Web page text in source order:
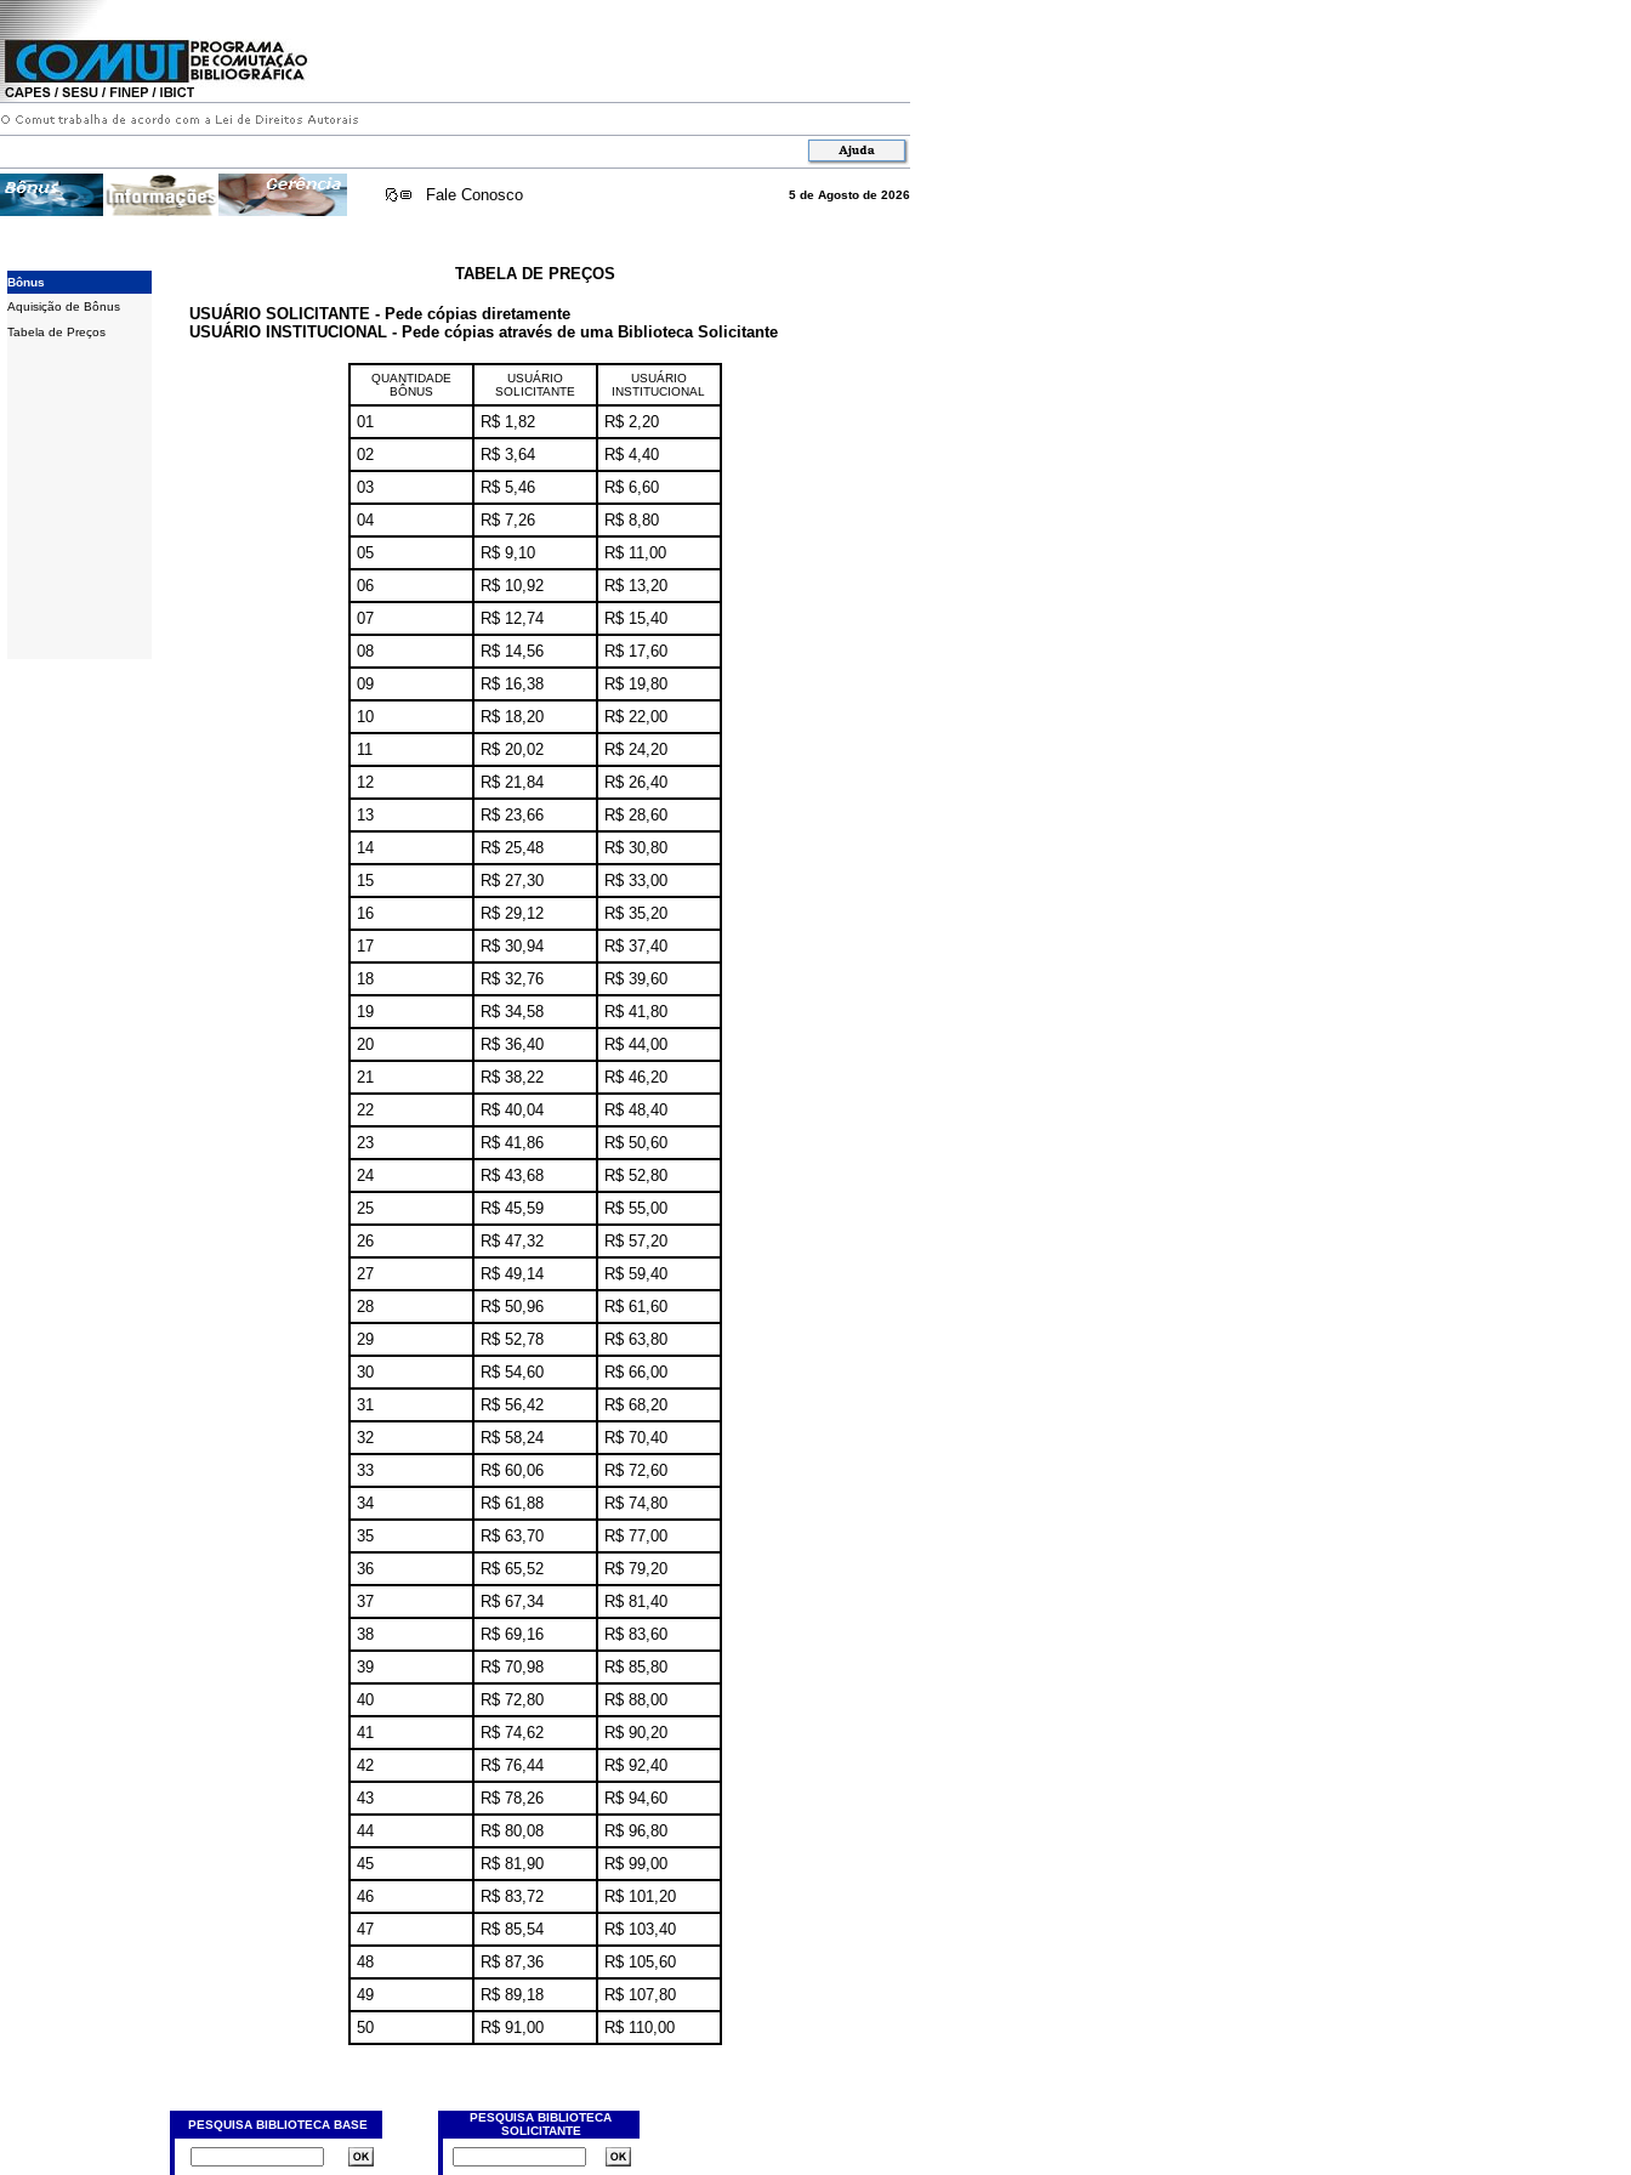
Fale Conosco 5 de Agosto de 2026
Bônus
Aquisição de Bônus
Tabela de Preços
TABELA DE PREÇOS
USUÁRIO SOLICITANTE - Pede cópias diretamente
USUÁRIO INSTITUCIONAL - Pede cópias através de uma Biblioteca Solicitante
QUANTIDADE
BÔNUS
USUÁRIO
SOLICITANTE
USUÁRIO
INSTITUCIONAL
01 R$ 1,82
R$ 2,20
02
R$ 3,64
R$ 4,40
03
R$ 5,46
R$ 6,60
04
R$ 7,26
R$ 8,80
05
R$ 9,10
R$ 11,00
06
R$ 10,92
R$ 13,20
07
R$ 12,74
R$ 15,40
08
R$ 14,56
R$ 17,60
09
R$ 16,38
R$ 19,80
10
R$ 18,20
R$ 22,00
11
R$ 20,02
R$ 24,20
12
R$ 21,84
R$ 26,40
13
R$ 23,66
R$ 28,60
14
R$ 25,48
R$ 30,80
15
R$ 27,30
R$ 33,00
16
R$ 29,12
R$ 35,20
17
R$ 30,94
R$ 37,40
18
R$ 32,76
R$ 39,60
19
R$ 34,58
R$ 41,80
20
R$ 36,40
R$ 44,00
21
R$ 38,22
R$ 46,20
22
R$ 40,04
R$ 48,40
23
R$ 41,86
R$ 50,60
24
R$ 43,68
R$ 52,80
25
R$ 45,59
R$ 55,00
26
R$ 47,32
R$ 57,20
27
R$ 49,14
R$ 59,40
28
R$ 50,96
R$ 61,60
29
R$ 52,78
R$ 63,80
30
R$ 54,60
R$ 66,00
31
R$ 56,42
R$ 68,20
32
R$ 58,24
R$ 70,40
33
R$ 60,06
R$ 72,60
34
R$ 61,88
R$ 74,80
35
R$ 63,70
R$ 77,00
36
R$ 65,52
R$ 79,20
37
R$ 67,34
R$ 81,40
38
R$ 69,16
R$ 83,60
39
R$ 70,98
R$ 85,80
40
R$ 72,80
R$ 88,00
41
R$ 74,62
R$ 90,20
42
R$ 76,44
R$ 92,40
43
R$ 78,26
R$ 94,60
44
R$ 80,08
R$ 96,80
45
R$ 81,90
R$ 99,00
46
R$ 83,72
R$ 101,20
47
R$ 85,54
R$ 103,40
48
R$ 87,36
R$ 105,60
49
R$ 89,18
R$ 107,80
50
R$ 91,00 R$ 110,00
PESQUISA BIBLIOTECA BASE
PESQUISA BIBLIOTECA
SOLICITANTE